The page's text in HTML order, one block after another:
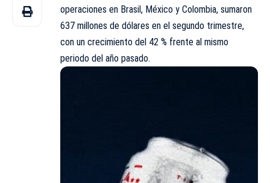
operaciones en Brasil, México y Colombia, sumaron
637 millones de dólares en el segundo trimestre,
con un crecimiento del 42 % frente al mismo
periodo del año pasado.